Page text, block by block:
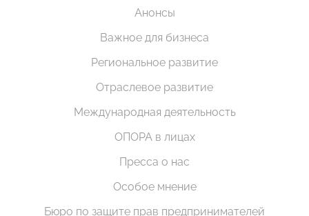
Анонсы
Важное для бизнеса
Региональное развитие
Отраслевое развитие
Международная деятельность
ОПОРА в лицах
Пресса о нас
Особое мнение
Бюро по защите прав предпринимателей